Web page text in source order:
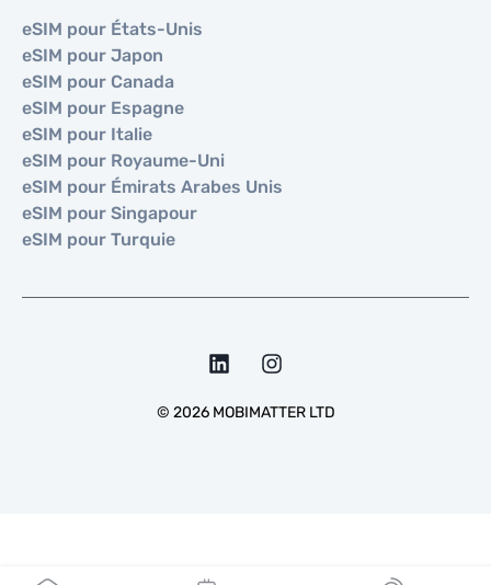
eSIM pour États-Unis
eSIM pour Japon
eSIM pour Canada
eSIM pour Espagne
eSIM pour Italie
eSIM pour Royaume-Uni
eSIM pour Émirats Arabes Unis
eSIM pour Singapour
eSIM pour Turquie
© 2026MOBIMATTER LTD